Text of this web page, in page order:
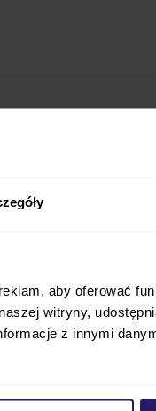
aby oferować
witryny,
z innymi